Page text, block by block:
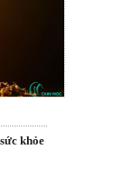
khỏe